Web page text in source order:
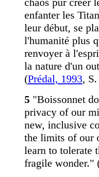
enfanter les
leur début, se
l'humanité plus
renvoyer à
la nature d'un
(Prédal, 1993,
5 "Boissonnet
privacy of our
new, inclusive
the limits of our
learn to tolerate
fragile wonder."